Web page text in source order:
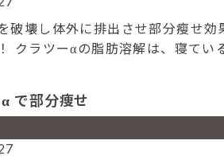
themes/atelier/archive.phpon
atelierclinic.jp/
themes/atelier/archive.phpon
破壊し体外に排出させ部分瘦せ効
クラツーαの脂肪溶解は、寝てい
晶化”する […]
で部分痩せ
: Undefined array key 0 in